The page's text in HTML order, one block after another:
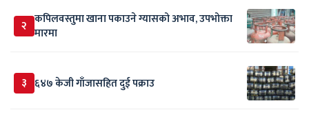
२ कपिलवस्तुमा खाना पकाउने ग्यासको अभाव, उपभोक्ता
मारमा
३ ६४७ केजी गाँजासहित दुई पक्राउ